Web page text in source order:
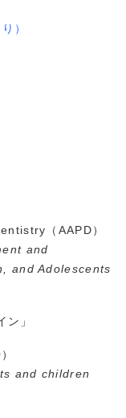
）
（ AAPD）
and
and Adolescents
ン」
）
and children